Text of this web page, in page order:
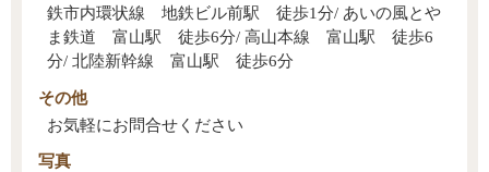
鉄市内環状線 地鉄ビル前駅 徒歩1分/ あいの風とや
ま鉄道 富山駅 徒歩6分/ 高山本線 富山駅 徒歩6
分/ 北陸新幹線 富山駅 徒歩6分
その他
お気軽にお問合せください
写真